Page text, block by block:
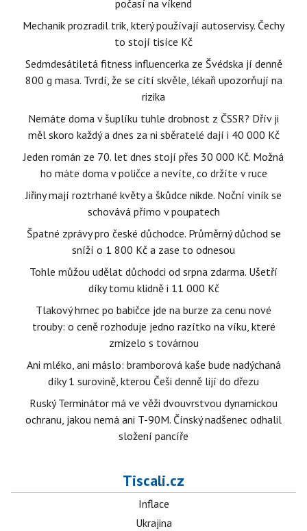
počasí na víkend
Mechanik prozradil trik, který používají autoservisy. Čechy
to stojí tisíce Kč
Sedmdesátiletá fitness influencerka ze Švédska jí denně
800 g masa. Tvrdí, že se cítí skvěle, lékaři upozorňují na
rizika
Nemáte doma v šuplíku tuhle drobnost z ČSSR? Dřív ji
měl skoro každý a dnes za ni sběratelé dají i 40 000 Kč
Jeden román ze 70. let dnes stojí přes 30 000 Kč. Možná
ho máte doma v poličce a nevíte, co držíte v ruce
Jiřiny mají roztrhané květy a škůdce nikde. Noční viník se
schovává přímo v poupatech
Špatné zprávy pro české důchodce. Průměrný důchod se
sníží o 1 800 Kč a zase to odnesou
Tohle můžou udělat důchodci od srpna zdarma. Ušetří
díky tomu klidně i 11 000 Kč
Tlakový hrnec po babičce jde na burze za cenu nové
trouby: o ceně rozhoduje jedno razítko na víku, které
zmizelo s továrnou
Ani mléko, ani máslo: bramborová kaše bude nadýchaná
díky 1 surovině, kterou Češi denně lijí do dřezu
Ruský Terminátor má ve věži dvouvrstvou dynamickou
ochranu, jakou nemá ani T-90M. Čínský nadšenec odhalil
složení pancíře
Tiscali.cz
Inflace
Ukrajina